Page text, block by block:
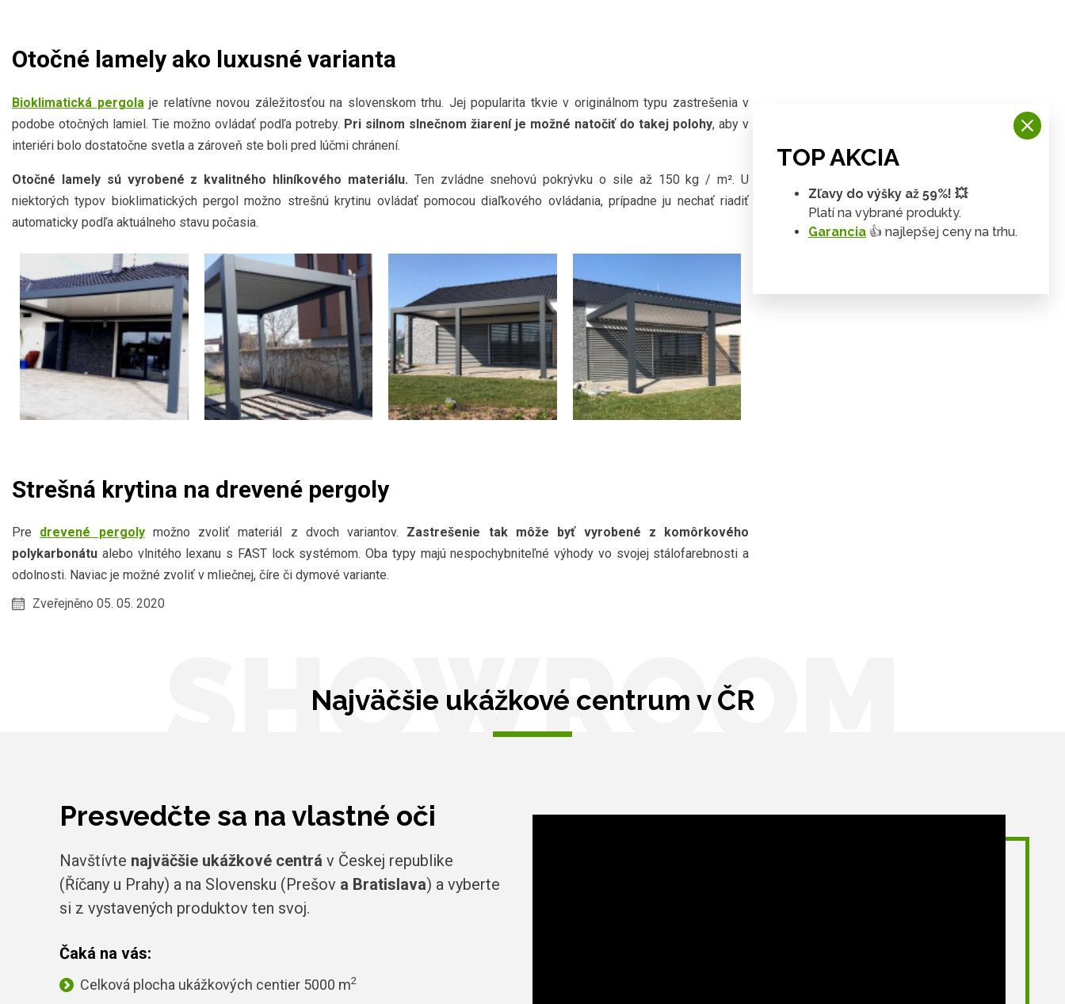
Otočné lamely ako luxusné varianta
Bioklimatická pergola je relatívne novou záležitosťou na slovenskom trhu. Jej popularita tkvie v originálnom typu zastrešenia v
podobe otočných lamiel. Tie možno ovládať podľa potreby. Pri silnom slnečnom žiarení je možné natočiť do takej polohy, aby v
interiéri bolo dostatočne svetla a zároveň ste boli pred lúčmi chránení.
Otočné lamely sú vyrobené z kvalitného hliníkového materiálu. Ten zvládne snehovú pokrývku o sile až 150 kg / m². U
niektorých typov bioklimatických pergol možno strešnú krytinu ovládať pomocou diaľkového ovládania, prípadne ju nechať riadiť
automaticky podľa aktuálneho stavu počasia.
Strešná krytina na drevené pergoly
Pre drevené pergolymožno zvoliť materiál z dvoch variantov. Zastrešenie tak môže byť vyrobené z komôrkového
polykarbonátu alebo vlnitého lexanu s FAST lock systémom. Oba typy majú nespochybniteľné výhody vo svojej stálofarebnosti a
odolnosti. Naviac je možné zvoliť v mliečnej, číre či dymové variante.
Zveřejněno 05. 05. 2020
SHOWROOM
Najväčšie ukážkové centrum v ČR
Presvedčte sa na vlastné oči
Navštívte najväčšie ukážkové centrá v Českej republike
(Říčany u Prahy) a na Slovensku (Prešov a Bratislava) a vyberte
si z vystavených produktov ten svoj.
Čaká na vás:
Celková plocha ukážkových centier 5000 m2
TOP AKCIA
Zľavy do výšky až 59%! 💥
Platí na vybrané produkty.
Garancia 👍 najlepšej ceny na trhu.